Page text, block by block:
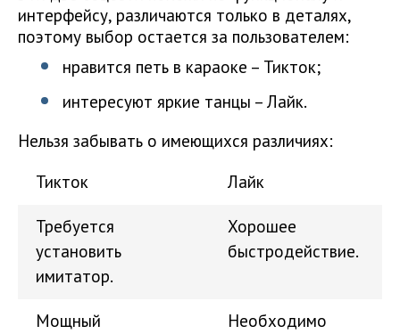
интерфейсу, различаются только в деталях,
поэтому выбор остается за пользователем:
нравится петь в караоке – Тикток;
интересуют яркие танцы – Лайк.
Нельзя забывать о имеющихся различиях:
Тикток
Лайк
Требуется
установить
имитатор.
Хорошее
быстродействие.
Мощный
Необходимо